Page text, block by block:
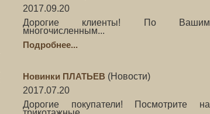
2017.09.20
Дорогие клиенты! По Вашим
многочисленным...
Подробнее...
Новинки ПЛАТЬЕВ (Новости)
2017.07.20
Дорогие покупатели! Посмотрите на